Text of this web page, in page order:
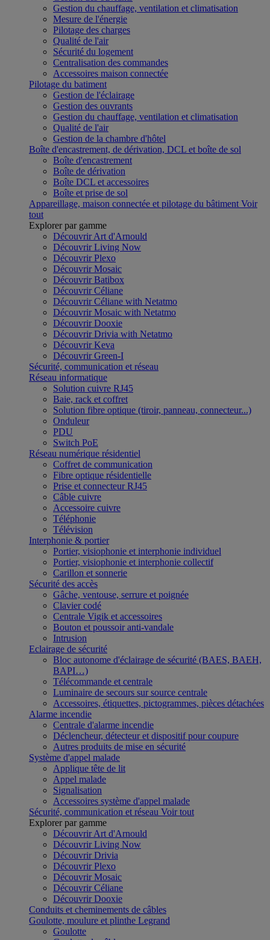
Gestion du chauffage, ventilation et climatisation
Mesure de l'énergie
Pilotage des charges
Qualité de l'air
Sécurité du logement
Centralisation des commandes
Accessoires maison connectée
Pilotage du batiment
Gestion de l'éclairage
Gestion des ouvrants
Gestion du chauffage, ventilation et climatisation
Qualité de l'air
Gestion de la chambre d'hôtel
Boîte d'encastrement, de dérivation, DCL et boîte de sol
Boîte d'encastrement
Boîte de dérivation
Boîte DCL et accessoires
Boîte et prise de sol
Appareillage, maison connectée et pilotage du bâtiment Voir
tout
Explorer par gamme
Découvrir Art d'Arnould
Découvrir Living Now
Découvrir Plexo
Découvrir Mosaic
Découvrir Batibox
Découvrir Céliane
Découvrir Céliane with Netatmo
Découvrir Mosaic with Netatmo
Découvrir Dooxie
Découvrir Drivia with Netatmo
Découvrir Keva
Découvrir Green-I
Sécurité, communication et réseau
Réseau informatique
Solution cuivre RJ45
Baie, rack et coffret
Solution fibre optique (tiroir, panneau, connecteur...)
Onduleur
PDU
Switch PoE
Réseau numérique résidentiel
Coffret de communication
Fibre optique résidentielle
Prise et connecteur RJ45
Câble cuivre
Accessoire cuivre
Téléphonie
Télévision
Interphonie & portier
Portier, visiophonie et interphonie individuel
Portier, visiophonie et interphonie collectif
Carillon et sonnerie
Sécurité des accès
Gâche, ventouse, serrure et poignée
Clavier codé
Centrale Vigik et accessoires
Bouton et poussoir anti-vandale
Intrusion
Eclairage de sécurité
Bloc autonome d'éclairage de sécurité (BAES, BAEH,
BAPI…)
Télécommande et centrale
Luminaire de secours sur source centrale
Accessoires, étiquettes, pictogrammes, pièces détachées
Alarme incendie
Centrale d'alarme incendie
Déclencheur, détecteur et dispositif pour coupure
Autres produits de mise en sécurité
Système d'appel malade
Applique tête de lit
Appel malade
Signalisation
Accessoires système d'appel malade
Sécurité, communication et réseau Voir tout
Explorer par gamme
Découvrir Art d'Arnould
Découvrir Living Now
Découvrir Drivia
Découvrir Plexo
Découvrir Mosaic
Découvrir Céliane
Découvrir Dooxie
Conduits et cheminements de câbles
Goulotte, moulure et plinthe Legrand
Goulotte